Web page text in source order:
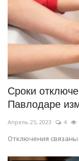
Сроки
Павлодаре
Апрель 25, 2023 4
Отключения